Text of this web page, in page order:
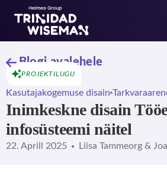
Skip to main content
Blogi avalehele
PROJEKTILUGU
Kasutajakogemuse disain
Inimkeskne disain
infosüsteemi näitel
22. Aprill 2025 Liisa Tammeorg &